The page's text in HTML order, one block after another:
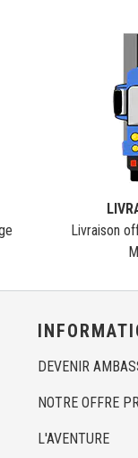
Livraison
DEVENIR
NOTRE OFFRE
L'AVENTURE